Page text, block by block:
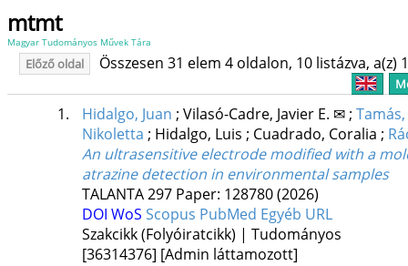
mtmt
Magyar Tudományos Művek Tára
Előző oldal Összesen 31 elem 4 oldalon, 10 listázva, a(z)
1. Hidalgo, Juan ; Vilasó-Cadre, Javier E. ✉;
Nikoletta ; Hidalgo, Luis ; Cuadrado, Coralia ;
An ultrasensitive electrode modified with a
atrazine detection in environmental samples
TALANTA297 Paper: 128780(2026)
DOI WoS Scopus PubMed Egyéb URL
Szakcikk (Folyóiratcikk) | Tudományos
[36314376] [Admin láttamozott]